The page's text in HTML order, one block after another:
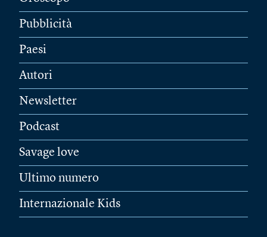
Pubblicità
Paesi
Autori
Newsletter
Podcast
Savage love
Ultimo numero
Internazionale Kids